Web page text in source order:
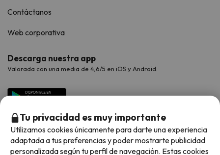
Contáctanos
Web corporativa
Descarga nuestra app
Valorada con una media de 4,6/5 en iOS y Android.
Tu privacidad es muy importante
Utilizamos cookies únicamente para darte una experiencia
adaptada a tus preferencias y poder mostrarte publicidad
personalizada según tu perfil de navegación. Estas cookies